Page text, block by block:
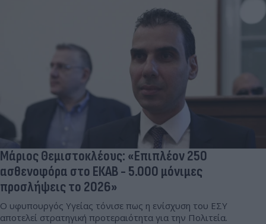
Μάριος Θεμιστοκλέους: «Επιπλέον 250
ασθενοφόρα στο ΕΚΑΒ - 5.000 μόνιμες
προσλήψεις το 2026»
Ο υφυπουργός Υγείας τόνισε πως η ενίσχυση του ΕΣΥ
αποτελεί στρατηγική προτεραιότητα για την Πολιτεία.